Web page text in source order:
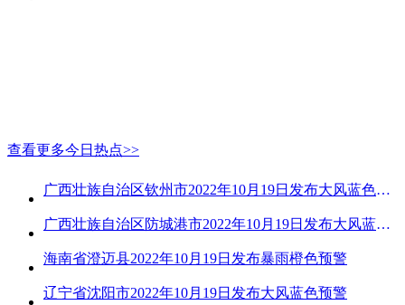
查看更多今日热点>>
广西壮族自治区钦州市2022年10月19日发布大风蓝色预警
广西壮族自治区防城港市2022年10月19日发布大风蓝色预警
海南省澄迈县2022年10月19日发布暴雨橙色预警
辽宁省沈阳市2022年10月19日发布大风蓝色预警